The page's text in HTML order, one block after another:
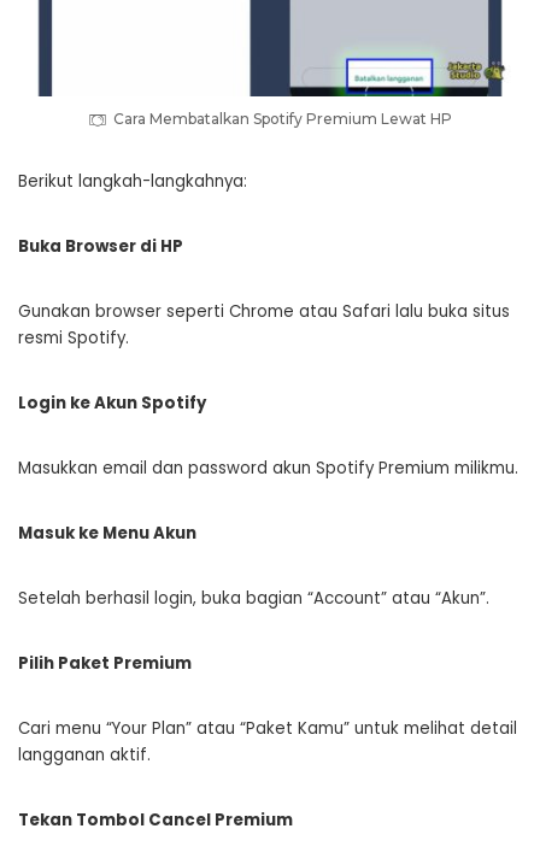
Cara Membatalkan Spotify Premium Lewat HP
Berikut langkah-langkahnya:
Buka Browser di HP
Gunakan browser seperti Chrome atau Safari lalu buka situs
resmi Spotify.
Login ke Akun Spotify
Masukkan email dan password akun Spotify Premium milikmu.
Masuk ke Menu Akun
Setelah berhasil login, buka bagian “Account” atau “Akun”.
Pilih Paket Premium
Cari menu “Your Plan” atau “Paket Kamu” untuk melihat detail
langganan aktif.
Tekan Tombol Cancel Premium